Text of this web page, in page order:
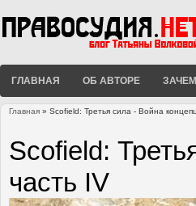
ГЛАВНАЯ ОБ АВТОРЕ
Главная » Scofield: Третья сила - Война
Scofield:
часть IV